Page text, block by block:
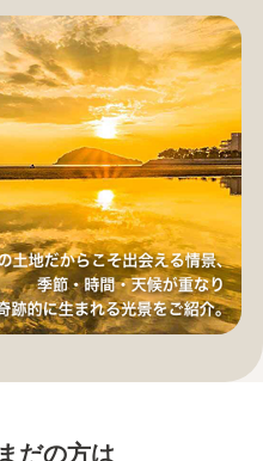
だの方は